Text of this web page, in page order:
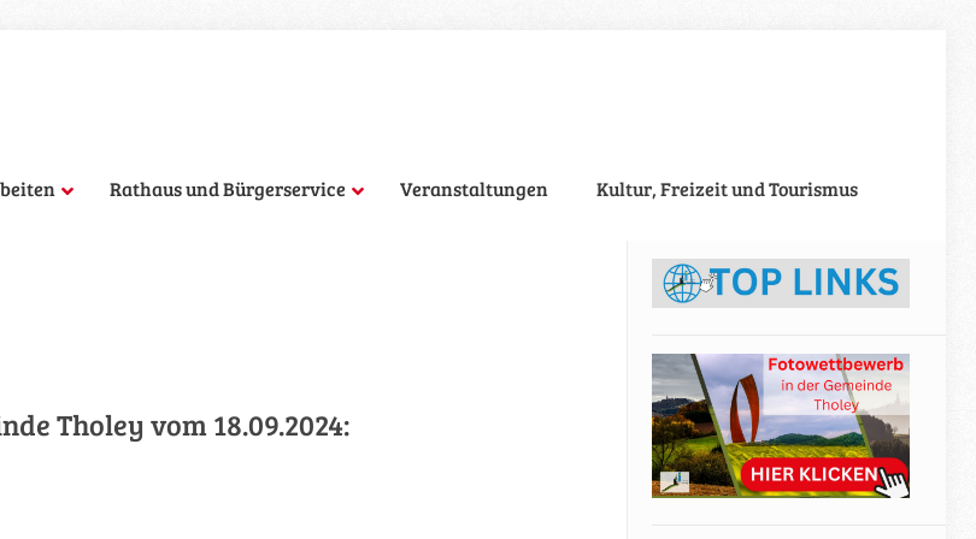
Rathaus und Bürgerservice Veranstaltungen Kultur, Freizeit und Tourismus
Tholey vom 18.09.2024: